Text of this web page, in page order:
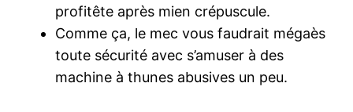
profitête après mien crépuscule.
Comme ça, le mec vous faudrait mégaès
toute sécurité avec s’amuser à des
machine à thunes abusives un peu.